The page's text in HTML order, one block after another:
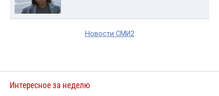
Новости СМИ2
Интересное за неделю